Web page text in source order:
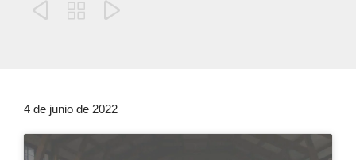
  
4 de junio de 2022